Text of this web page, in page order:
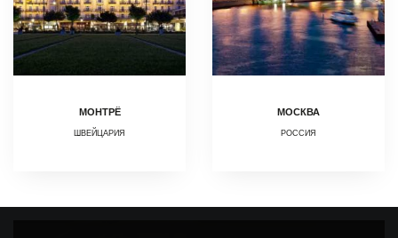
МОНТРЁ
ШВЕЙЦАРИЯ
МОСКВА
РОССИЯ